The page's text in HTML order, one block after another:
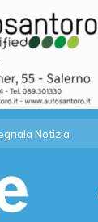
Notizia